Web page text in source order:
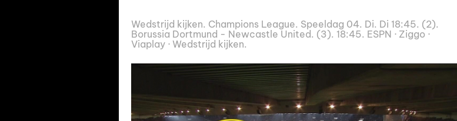
Wedstrijd kijken. Champions League. Speeldag 04. Di. Di 18:45. (2).
Borussia Dortmund - Newcastle United. (3). 18:45. ESPN · Ziggo ·
Viaplay · Wedstrijd kijken.